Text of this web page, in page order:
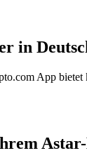
in
App